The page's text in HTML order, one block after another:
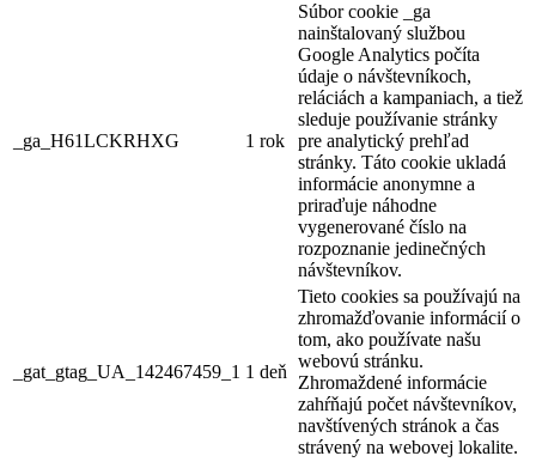
_ga_H61LCKRHXG 1 rok
Súbor cookie _ga
nainštalovaný službou
Google Analytics počíta
údaje o návštevníkoch,
reláciách a kampaniach, a tiež
sleduje používanie stránky
pre analytický prehľad
stránky. Táto cookie ukladá
informácie anonymne a
priraďuje náhodne
vygenerované číslo na
rozpoznanie jedinečných
návštevníkov.
_gat_gtag_UA_142467459_1 1 deň
Tieto cookies sa používajú na
zhromažďovanie informácií o
tom, ako používate našu
webovú stránku.
Zhromaždené informácie
zahŕňajú počet návštevníkov,
navštívených stránok a čas
strávený na webovej lokalite.